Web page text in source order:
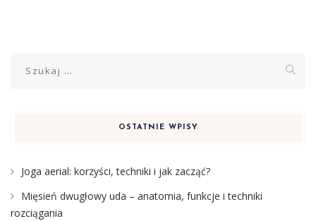
OSTATNIE WPISY
Joga aerial: korzyści, techniki i jak zacząć?
Mięsień dwugłowy uda – anatomia, funkcje i techniki
rozciągania